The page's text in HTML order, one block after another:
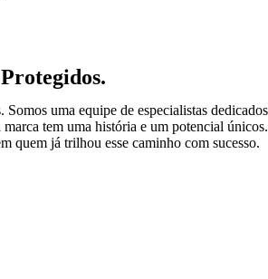
uma equipe de especialistas
tem uma história e um potencial
quem já trilhou esse caminho com sucesso.